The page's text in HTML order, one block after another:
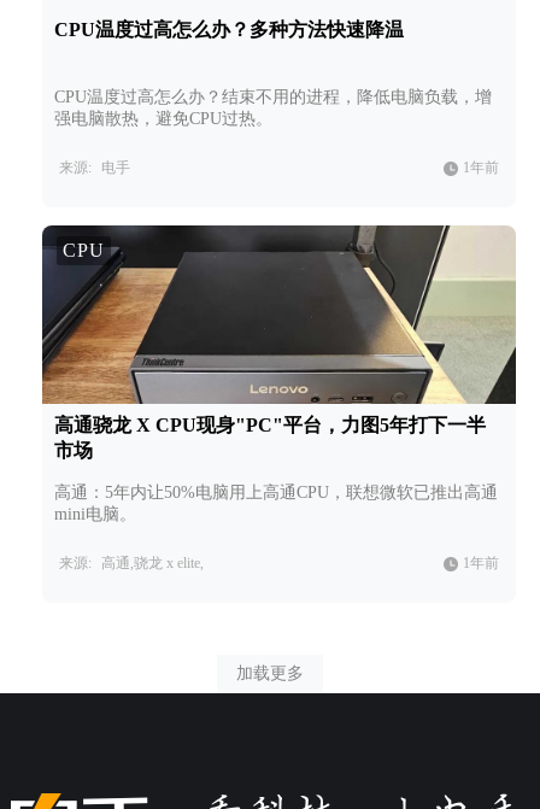
CPU温度过高怎么办？多种方法快速降温
CPU温度过高怎么办？结束不用的进程，降低电脑负载，增
强电脑散热，避免CPU过热。
来源: 电手 1年前
CPU
高通骁龙 X CPU现身"PC"平台，力图5年打下一半
市场
高通：5年内让50%电脑用上高通CPU，联想微软已推出高通
mini电脑。
来源: 高通,骁龙 x elite, 1年前
加载更多